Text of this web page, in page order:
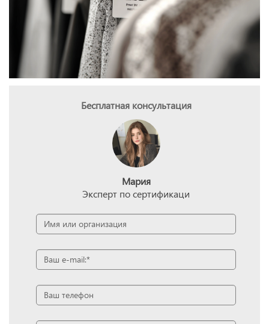
Бесплатная консультация
Мария
Эксперт по сертификаци